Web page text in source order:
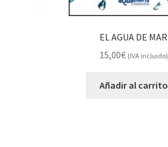
EL AGUA DE MAR
15,00€ (IVA incluido)
Añadir al carrito